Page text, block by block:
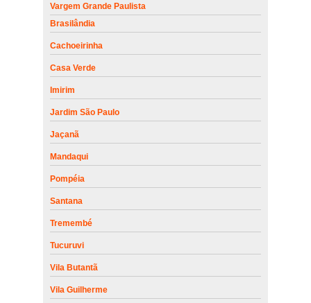
Vargem Grande Paulista
Brasilândia
Cachoeirinha
Casa Verde
Imirim
Jardim São Paulo
Jaçanã
Mandaqui
Pompéia
Santana
Tremembé
Tucuruvi
Vila Butantã
Vila Guilherme